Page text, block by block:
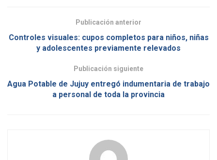
Publicación anterior
Controles visuales: cupos completos para niños, niñas
y adolescentes previamente relevados
Publicación siguiente
Agua Potable de Jujuy entregó indumentaria de trabajo
a personal de toda la provincia